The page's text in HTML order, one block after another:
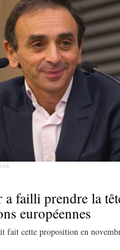
failli prendre la
européennes
fait cette proposition en